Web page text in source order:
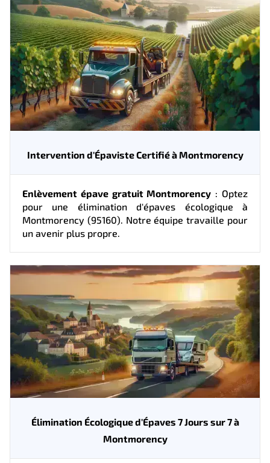
Intervention d'Épaviste Certifié à Montmorency
Enlèvement épave gratuit Montmorency : Optez
pour une élimination d'épaves écologique à
Montmorency (95160). Notre équipe travaille pour
un avenir plus propre.
Élimination Écologique d'Épaves 7 Jours sur 7 à
Montmorency